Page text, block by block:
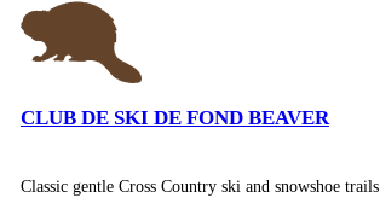
CLUB DE SKI DE FOND BEAVER
Classic gentle Cross Country ski and snowshoe trails